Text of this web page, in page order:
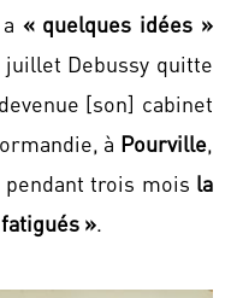
« quelques idées »
juillet Debussy quitte
[son] cabinet
à Pourville,
trois mois la
».